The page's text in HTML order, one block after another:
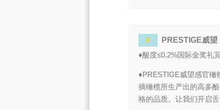
#
PRESTIGE威望
♦酸度≤0.2%国际金奖礼
♦PRESTIGE威望感官橄
摘橄榄所生产出的高多
格的品质。让我们开启